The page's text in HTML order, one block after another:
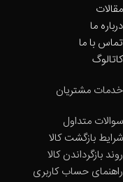
مقالات
درباره ما
تماس با ما
کاتالوگ
خدمات مشتریان
سوالات متداول
شرایط بازگشت کالا
روند بازگرداندن کالا
راهنمای حساب کاربری